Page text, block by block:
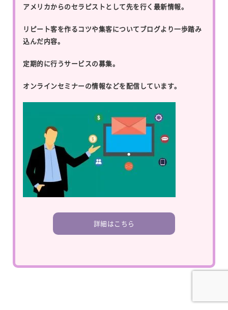
アメリカからのセラピストとして先を行く最新情報。
リピート客を作るコツや集客についてブログより一歩踏み
込んだ内容。
定期的に行うサービスの募集。
オンラインセミナーの情報などを配信しています。
詳細はこちら